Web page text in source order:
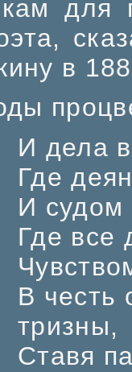
в
И дела
Где
И судом
Где все
В честь
тризны,
Ставя